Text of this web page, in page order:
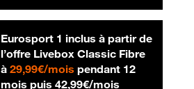
Eurosport 1 inclus à partir de
l’offre Livebox Classic Fibre
à 29,99€/mois29,99 € par mois
pendant 12
mois puis 42,99€/mois42,99 € par